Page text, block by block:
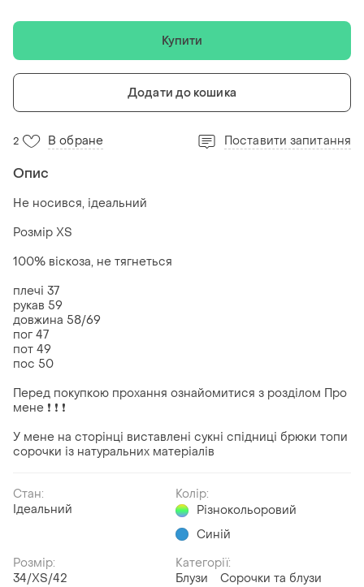
Купити
Додати до кошика
2 В обране Поставити запитання
Опис
Не носився, ідеальний
Розмір XS
100% віскоза, не тягнеться
плечі 37
рукав 59
довжина 58/69
пог 47
пот 49
пос 50
Перед покупкою прохання ознайомитися з розділом Про
мене ❗ ❗ ❗
У мене на сторінці виставлені сукні спідниці брюки топи
сорочки із натуральних матеріалів
Стан:
Ідеальний
Колір:
Різнокольоровий
Синій
Розмір:
34/XS/42
Категорії:
Блузи
Сорочки та блузи